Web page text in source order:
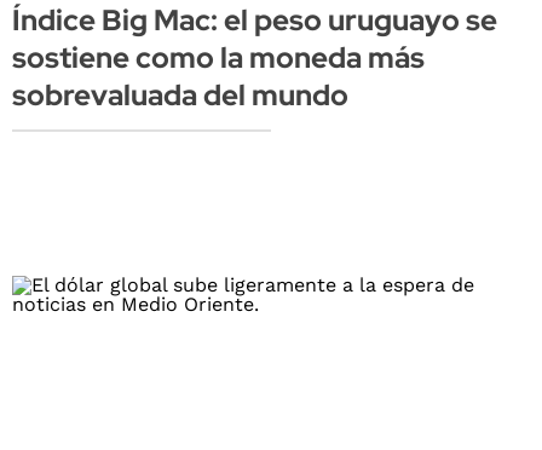
Índice Big Mac: el peso uruguayo se
sostiene como la moneda más
sobrevaluada del mundo